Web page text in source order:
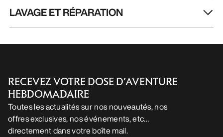
LAVAGE ET RÉPARATION
RECEVEZ VOTRE DOSE D’AVENTURE
HEBDOMADAIRE
Toutes les actualités sur nos nouveautés, nos
offres exclusives, nos événements, etc…
directement dans votre boîte mail.